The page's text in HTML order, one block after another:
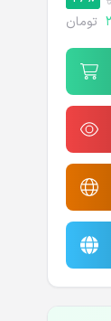
تومان